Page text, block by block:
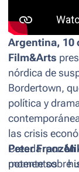
Argentina, 10
Film&Arts
nórdica de
Bordertown,
política y
las crisis
Peter Franzén
potente sobre
Creada por
momentos